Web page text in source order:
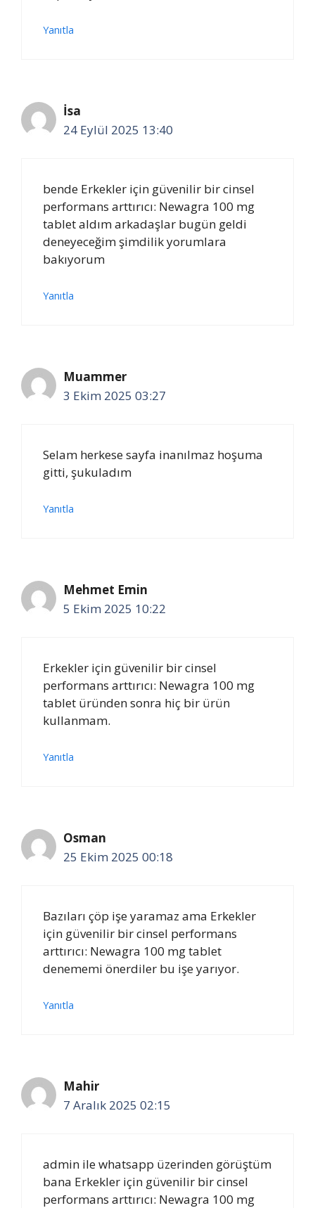
Yanıtla
İsa
24 Eylül 2025 13:40
bende Erkekler için güvenilir bir cinsel
performans arttırıcı: Newagra 100 mg
tablet aldım arkadaşlar bugün geldi
deneyeceğim şimdilik yorumlara
bakıyorum
Yanıtla
Muammer
3 Ekim 2025 03:27
Selam herkese sayfa inanılmaz hoşuma
gitti, şukuladım
Yanıtla
Mehmet Emin
5 Ekim 2025 10:22
Erkekler için güvenilir bir cinsel
performans arttırıcı: Newagra 100 mg
tablet üründen sonra hiç bir ürün
kullanmam.
Yanıtla
Osman
25 Ekim 2025 00:18
Bazıları çöp işe yaramaz ama Erkekler
için güvenilir bir cinsel performans
arttırıcı: Newagra 100 mg tablet
denememi önerdiler bu işe yarıyor.
Yanıtla
Mahir
7 Aralık 2025 02:15
admin ile whatsapp üzerinden görüştüm
bana Erkekler için güvenilir bir cinsel
performans arttırıcı: Newagra 100 mg